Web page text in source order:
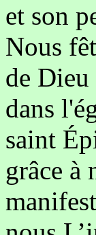
et son
Nous
de Dieu
dans
saint
grâce à